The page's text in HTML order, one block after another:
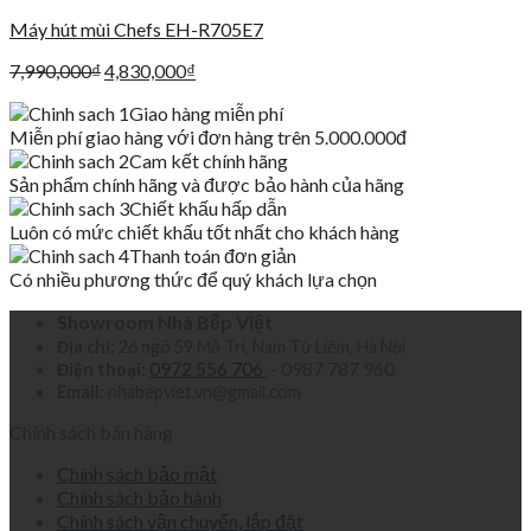
Máy hút mùi Chefs EH-R705E7
7,990,000₫Giá
là:
7,990,000₫.
4,830,000₫
tại
là:
4,830,000₫.
Giao hàng miễn phí
Miễn phí giao hàng với đơn hàng trên 5.000.000đ
Cam kết chính hãng
Sản phẩm chính hãng và được bảo hành của hãng
Chiết khấu hấp dẫn
Luôn có mức chiết khấu tốt nhất cho khách hàng
Thanh toán đơn giản
Có nhiều phương thức để quý khách lựa chọn
0972 556 706
Chính sách bảo mật
Chính sách bảo hành
Chính sách vận chuyển, lắp đặt